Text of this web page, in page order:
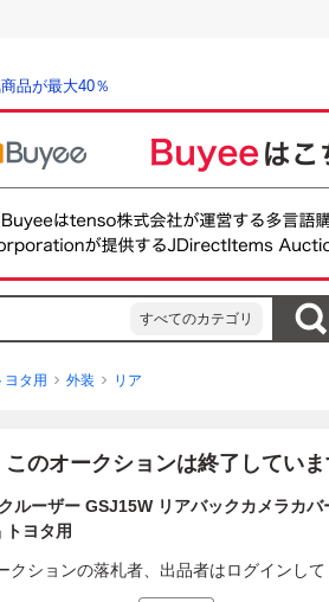
品が最大40％
すべてのカテゴリ
ヨタ用 外装 リア
このオークションは終了してい
ルーザー GSJ15W リアバックカメラカ
ヨタ用
クションの落札者、出品者はログインして